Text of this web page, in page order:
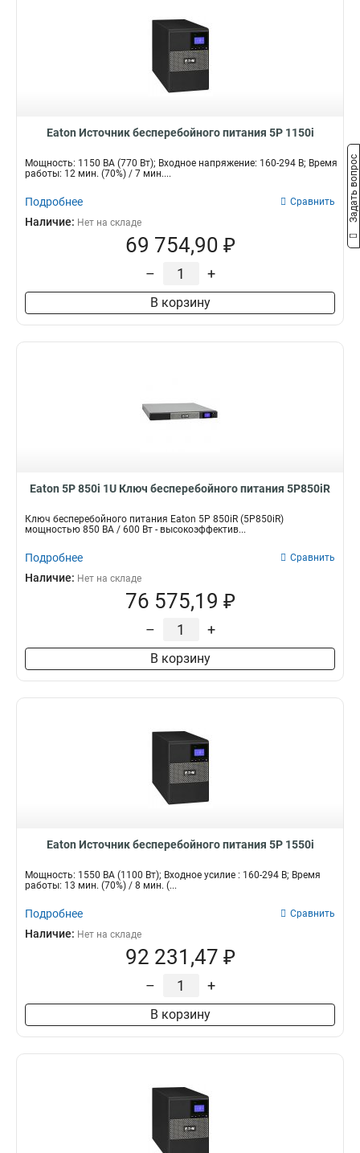
Eaton Источник бесперебойного питания 5P 1150i
Мощность: 1150 ВА (770 Вт); Входное напряжение: 160-294 В; Время
работы: 12 мин. (70%) / 7 мин....
Подробнее Сравнить
Наличие: Нет на складе
69 754,90 ₽
– +
В корзину
Eaton 5P 850i 1U Ключ бесперебойного питания 5P850iR
Ключ бесперебойного питания Eaton 5P 850iR (5P850iR)
мощностью 850 ВА / 600 Вт - высокоэффектив...
Подробнее Сравнить
Наличие: Нет на складе
76 575,19 ₽
– +
В корзину
Eaton Источник бесперебойного питания 5P 1550i
Мощность: 1550 ВА (1100 Вт); Входное усилие : 160-294 В; Время
работы: 13 мин. (70%) / 8 мин. (...
Подробнее Сравнить
Наличие: Нет на складе
92 231,47 ₽
– +
В корзину
Задать вопрос